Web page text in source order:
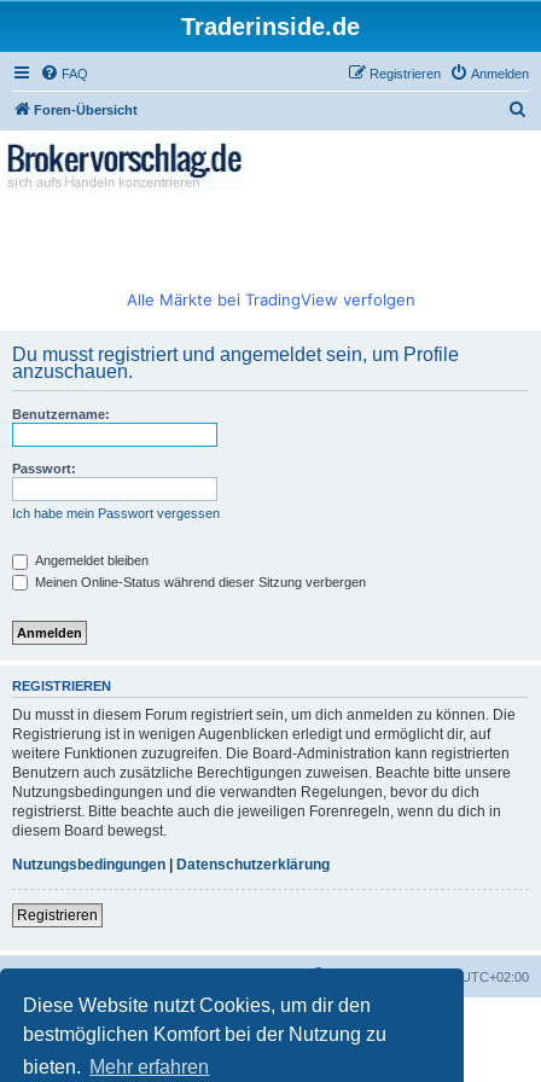
Diese Website nutzt Cookies, um dir den
bestmöglichen Komfort bei der Nutzung zu
bieten. Mehr erfahren
Traderinside.de
FAQ Anmelden
Registrieren
Foren-Übersicht
Alle Märkte bei TradingView verfolgen
Du musst registriert und angemeldet sein, um Profile
anzuschauen.
Benutzername:
Passwort:
Ich habe mein Passwort vergessen
Angemeldet bleiben
Meinen Online-Status während dieser Sitzung verbergen
REGISTRIEREN
Du musst in diesem Forum registriert sein, um dich anmelden zu können. Die
Registrierung ist in wenigen Augenblicken erledigt und ermöglicht dir, auf
weitere Funktionen zuzugreifen. Die Board-Administration kann registrierten
Benutzern auch zusätzliche Berechtigungen zuweisen. Beachte bitte unsere
Nutzungsbedingungen und die verwandten Regelungen, bevor du dich
registrierst. Bitte beachte auch die jeweiligen Forenregeln, wenn du dich in
diesem Board bewegst.
Nutzungsbedingungen | Datenschutzerklärung
Registrieren
UTC+02:00